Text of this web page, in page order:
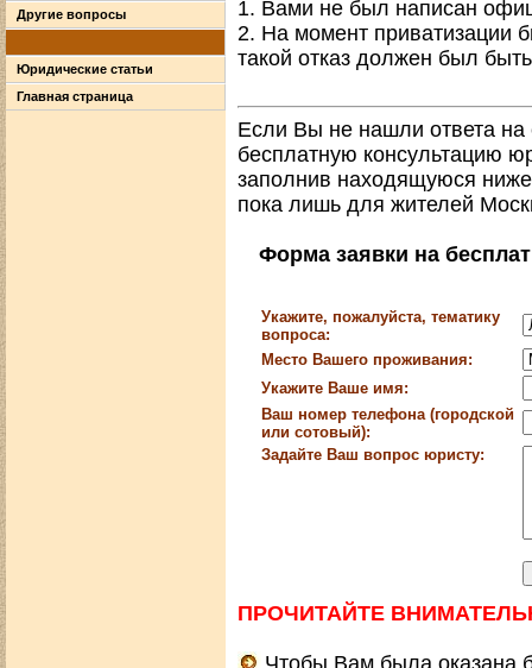
Другие вопросы
Юридические статьи
Главная страница
1. Вами не был написан
2. На момент приватизации
такой отказ должен был
Если Вы не нашли ответа на
бесплатную консультацию
заполнив находящуюся
пока лишь для жителей
Форма заявки на
Укажите, пожалуйста, тематику
вопроса:
Место Вашего проживания:
Укажите Ваше имя:
Ваш номер телефона (городской
или сотовый):
Задайте Ваш вопрос юристу:
ПРОЧИТАЙТЕ
Чтобы Вам была оказана